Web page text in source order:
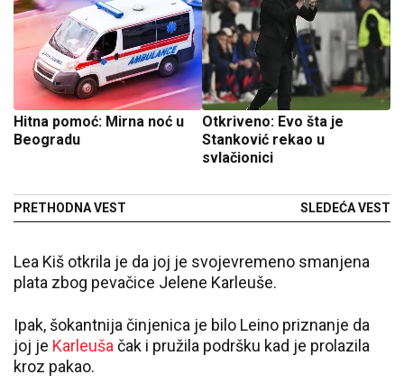
Hitna pomoć: Mirna noć u
Beogradu
PRETHODNA VEST
Otkriveno: Evo šta je
Stanković rekao u
svlačionici
SLEDEĆA VEST
Lea Kiš otkrila je da joj je svojevremeno smanjena
plata zbog pevačice Jelene Karleuše.
Ipak, šokantnija činjenica je bilo Leino priznanje da
joj je Karleuša čak i pružila podršku kad je prolazila
kroz pakao.